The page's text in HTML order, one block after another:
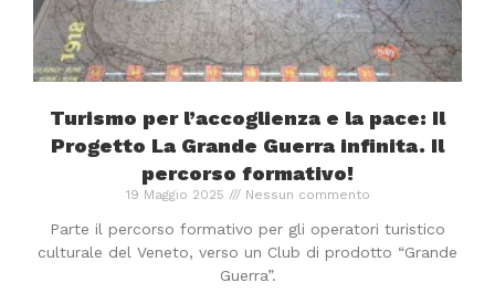
Turismo per l’accoglienza e la pace: Il
Progetto La Grande Guerra infinita. Il
percorso formativo!
19 Maggio 2025 Nessun commento
Parte il percorso formativo per gli operatori turistico
culturale del Veneto, verso un Club di prodotto “Grande
Guerra”.